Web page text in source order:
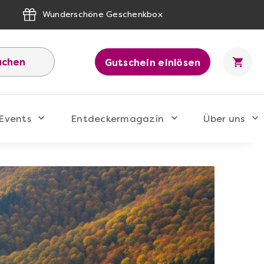
Wunderschöne Geschenkbox
Gutschein einlösen
Entdeckermagazin Über uns